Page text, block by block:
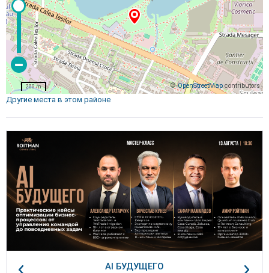
©OpenStreetMapcontributors
200 m
Другие места в этом районе
AI БУДУЩЕГО